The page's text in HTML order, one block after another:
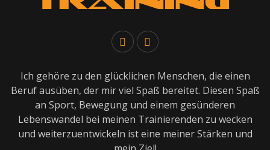
Ich gehöre zu den glücklichen Menschen, die einen
Beruf ausüben, der mir viel Spaß bereitet. Diesen Spaß
an Sport, Bewegung und einem gesünderen
Lebenswandel bei meinen Trainierenden zu wecken
und weiterzuentwickeln ist eine meiner Stärken und